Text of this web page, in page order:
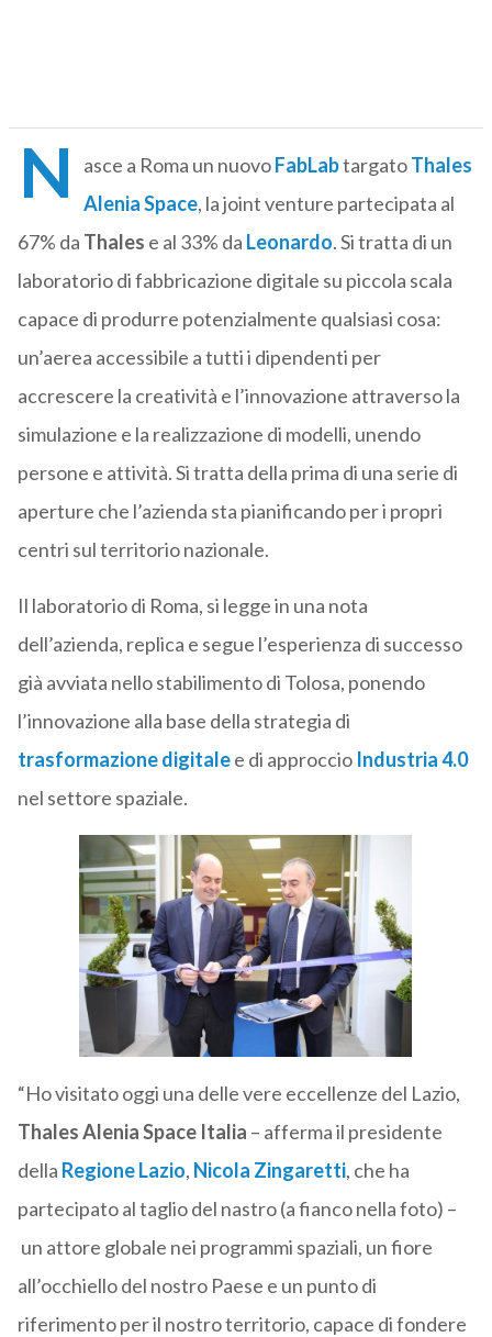
N asce a Roma un nuovoFabLabtargatoThales
Alenia Space, la joint venture partecipata al
67% da Thales e al 33% da Leonardo. Si tratta di un
laboratorio di fabbricazione digitale su piccola scala
capace di produrre potenzialmente qualsiasi cosa:
un’aerea accessibile a tutti i dipendenti per
accrescere la creatività e l’innovazione attraverso la
simulazione e la realizzazione di modelli, unendo
persone e attività. Si tratta della prima di una serie di
aperture che l’azienda sta pianificando per i propri
centri sul territorio nazionale.
Il laboratorio di Roma, si legge in una nota
dell’azienda, replica e segue l’esperienza di successo
già avviata nello stabilimento di Tolosa, ponendo
l’innovazione alla base della strategia di
trasformazione digitalee di approccio Industria 4.0
nel settore spaziale.
“Ho visitato oggi una delle vere eccellenze del Lazio,
Thales Alenia Space Italia – afferma il presidente
della Regione Lazio, Nicola Zingaretti, che ha
partecipato al taglio del nastro (a fianco nella foto) –
un attore globale nei programmi spaziali, un fiore
all’occhiello del nostro Paese e un punto di
riferimento per il nostro territorio, capace di fondere